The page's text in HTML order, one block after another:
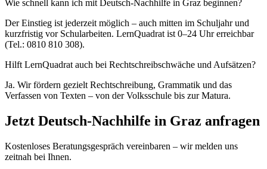
Wie schnell kann ich mit Deutsch-Nachhilfe in Graz beginnen?
Der Einstieg ist jederzeit möglich – auch mitten im Schuljahr und
kurzfristig vor Schularbeiten. LernQuadrat ist 0–24 Uhr erreichbar
(Tel.: 0810 810 308).
Hilft LernQuadrat auch bei Rechtschreibschwäche und Aufsätzen?
Ja. Wir fördern gezielt Rechtschreibung, Grammatik und das
Verfassen von Texten – von der Volksschule bis zur Matura.
Jetzt Deutsch-Nachhilfe in Graz anfragen
Kostenloses Beratungsgespräch vereinbaren – wir melden uns
zeitnah bei Ihnen.